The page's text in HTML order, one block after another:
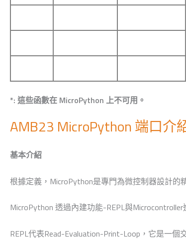
*: 這些函數在 MicroPython 上不可用。
AMB23 MicroPython 端口介
基本介紹
根據定義，MicroPython是專門為微控制器設計的
MicroPython 透過內建功能-REPL與
REPL代表Read-Evaluation-Print-Loop，它是一